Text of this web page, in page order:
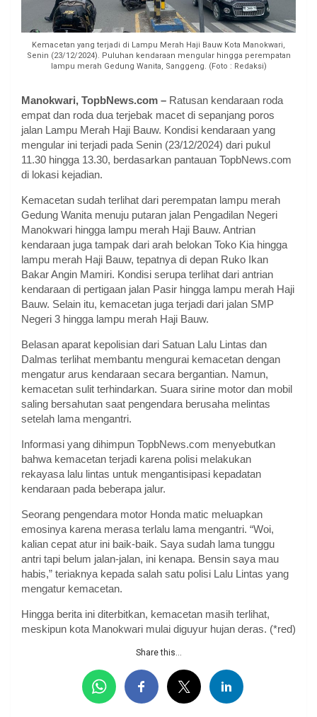
Kemacetan yang terjadi di Lampu Merah Haji Bauw Kota Manokwari,
Senin (23/12/2024). Puluhan kendaraan mengular hingga perempatan
lampu merah Gedung Wanita, Sanggeng. (Foto : Redaksi)
Manokwari, TopbNews.com – Ratusan kendaraan roda
empat dan roda dua terjebak macet di sepanjang poros
jalan Lampu Merah Haji Bauw. Kondisi kendaraan yang
mengular ini terjadi pada Senin (23/12/2024) dari pukul
11.30 hingga 13.30, berdasarkan pantauan TopbNews.com
di lokasi kejadian.
Kemacetan sudah terlihat dari perempatan lampu merah
Gedung Wanita menuju putaran jalan Pengadilan Negeri
Manokwari hingga lampu merah Haji Bauw. Antrian
kendaraan juga tampak dari arah belokan Toko Kia hingga
lampu merah Haji Bauw, tepatnya di depan Ruko Ikan
Bakar Angin Mamiri. Kondisi serupa terlihat dari antrian
kendaraan di pertigaan jalan Pasir hingga lampu merah Haji
Bauw. Selain itu, kemacetan juga terjadi dari jalan SMP
Negeri 3 hingga lampu merah Haji Bauw.
Belasan aparat kepolisian dari Satuan Lalu Lintas dan
Dalmas terlihat membantu mengurai kemacetan dengan
mengatur arus kendaraan secara bergantian. Namun,
kemacetan sulit terhindarkan. Suara sirine motor dan mobil
saling bersahutan saat pengendara berusaha melintas
setelah lama mengantri.
Informasi yang dihimpun TopbNews.com menyebutkan
bahwa kemacetan terjadi karena polisi melakukan
rekayasa lalu lintas untuk mengantisipasi kepadatan
kendaraan pada beberapa jalur.
Seorang pengendara motor Honda matic meluapkan
emosinya karena merasa terlalu lama mengantri. “Woi,
kalian cepat atur ini baik-baik. Saya sudah lama tunggu
antri tapi belum jalan-jalan, ini kenapa. Bensin saya mau
habis,” teriaknya kepada salah satu polisi Lalu Lintas yang
mengatur kemacetan.
Hingga berita ini diterbitkan, kemacetan masih terlihat,
meskipun kota Manokwari mulai diguyur hujan deras. (*red)
Share this...